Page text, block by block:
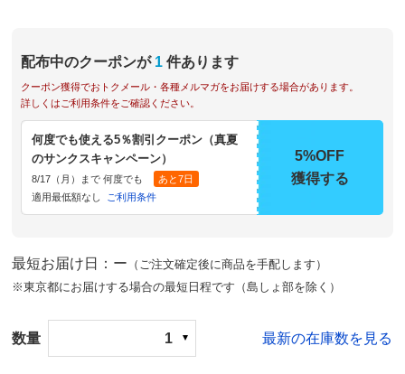
配布中のクーポンが 1 件あります
クーポン獲得でおトクメール・各種メルマガをお届けする場合があります。
詳しくはご利用条件をご確認ください。
何度でも使える5％割引クーポン（真夏
のサンクスキャンペーン）
8/17（月）まで 何度でも
あと7日
適用最低額なし
ご利用条件
5%OFF
獲得する
最短お届け日：ー （ご注文確定後に商品を手配します）
※東京都にお届けする場合の最短日程です（島しょ部を除く）
数量 1 最新の在庫数を見る